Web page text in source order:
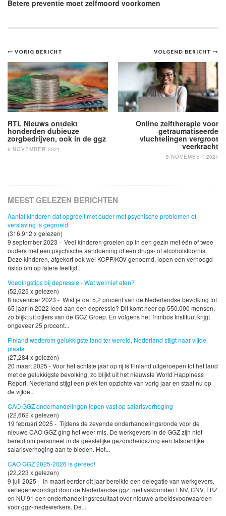
Betere preventie moet zelfmoord voorkomen
Bericht
navigatie
VOLGEND BERICHT
Online zelftherapie voor
getraumatiseerde
vluchtelingen vergroot
veerkracht
8 NOVEMBER 2021
VORIG BERICHT
RTL Nieuws ontdekt
honderden dubieuze
zorgbedrijven, ook in de ggz
6 NOVEMBER 2021
MEEST GELEZEN BERICHTEN
Aantal kinderen dat opgroeit met ouder met psychische problemen of
verslaving is gegroeid
(316,912 x gelezen)
9 september 2023 - Veel kinderen groeien op in een gezin met één of twee
ouders met een psychische aandoening of een drugs- of alcoholstoornis.
Deze kinderen, afgekort ook wel KOPP/KOV genoemd, lopen een verhoogd
risico om op latere leeftijd...
Voedingstips bij depressie - Wat wel/niet eten?
(52,625 x gelezen)
8 november 2023 - Wist je dat 5,2 procent van de Nederlandse bevolking tot
65 jaar in 2022 leed aan een depressie? Dit komt neer op 550.000 mensen,
zo blijkt uit cijfers van de GGZ Groep. En volgens het Trimbos Instituut krijgt
ongeveer 25 procent...
Finland wederom gelukkigste land ter wereld, Nederland stijgt naar vijfde
plaats
(27,284 x gelezen)
20 maart 2025 - Voor het achtste jaar op rij is Finland uitgeroepen tot het land
met de gelukkigste bevolking, zo blijkt uit het nieuwste World Happiness
Report. Nederland stijgt een plek ten opzichte van vorig jaar en staat nu op
de vijfde...
CAO GGZ onderhandelingen lopen vast op salarisverhoging
(22,662 x gelezen)
19 februari 2025 - Tijdens de zevende onderhandelingsronde voor de
nieuwe CAO GGZ ging het weer mis. De werkgevers in de GGZ zijn niet
bereid om personeel in de geestelijke gezondheidszorg een fatsoenlijke
salarisverhoging aan te bieden. Het...
CAO GGZ 2025-2026 is gereed!
(22,223 x gelezen)
9 juli 2025 - In maart eerder dit jaar bereikte een delegatie van werkgevers,
vertegenwoordigd door de Nederlandse ggz, met vakbonden FNV, CNV, FBZ
en NU’91 een onderhandelingsresultaat over nieuwe arbeidsvoorwaarden
voor ggz-medewerkers. De...